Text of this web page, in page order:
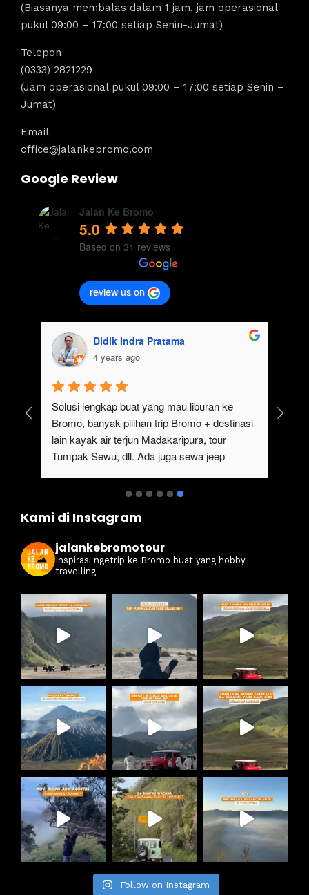
(Biasanya membalas dalam 1 jam, jam operasional
pukul 09:00 – 17:00 setiap Senin-Jumat)
Telepon
(0333) 2821229
(Jam operasional pukul 09:00 – 17:00 setiap Senin –
Jumat)
Email
office@jalankebromo.com
Google Review
Jalan Ke Bromo
5.0
Based on 31 reviews
review us on
Didik Indra Pratama
4 years ago
Solusi lengkap buat yang mau liburan ke
Bromo, banyak pilihan trip Bromo + destinasi
lain kayak air terjun Madakaripura, tour
Tumpak Sewu, dll. Ada juga sewa jeep
Kami di Instagram
jalankebromotour
Inspirasi ngetrip ke Bromo buat yang hobby
travelling
Follow on Instagram